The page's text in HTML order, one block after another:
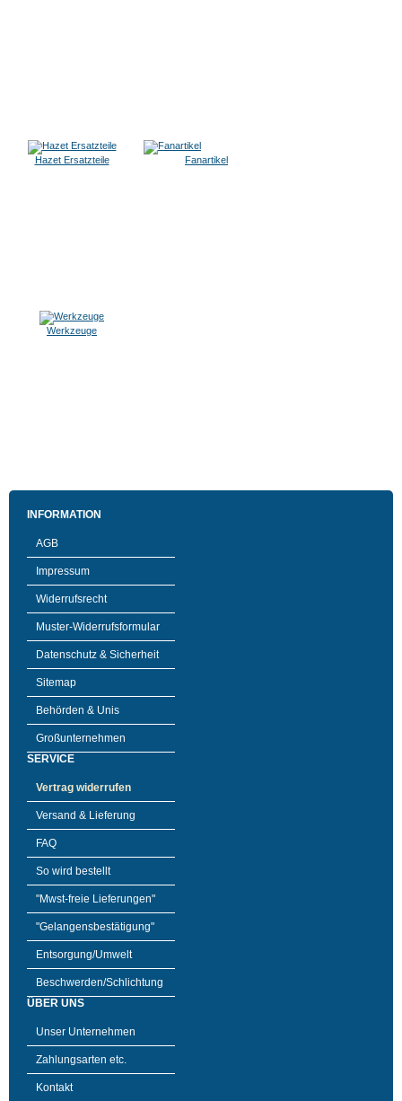
Hazet Ersatzteile Fanartikel
Werkzeuge
INFORMATION
AGB
Impressum
Widerrufsrecht
Muster-Widerrufsformular
Datenschutz & Sicherheit
Sitemap
Behörden & Unis
Großunternehmen
SERVICE
Vertrag widerrufen
Versand & Lieferung
FAQ
So wird bestellt
"Mwst-freie Lieferungen"
"Gelangensbestätigung"
Entsorgung/Umwelt
Beschwerden/Schlichtung
ÜBER UNS
Unser Unternehmen
Zahlungsarten etc.
Kontakt